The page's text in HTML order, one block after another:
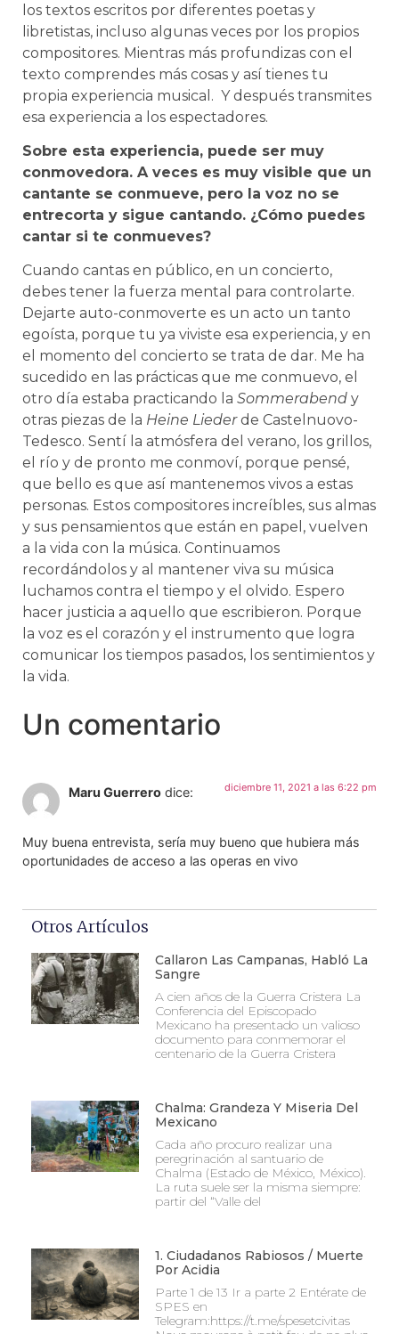
los textos escritos por diferentes poetas y
libretistas, incluso algunas veces por los propios
compositores. Mientras más profundizas con el
texto comprendes más cosas y así tienes tu
propia experiencia musical. Y después transmites
esa experiencia a los espectadores.
Sobre esta experiencia, puede ser muy
conmovedora. A veces es muy visible que un
cantante se conmueve, pero la voz no se
entrecorta y sigue cantando. ¿Cómo puedes
cantar si te conmueves?
Cuando cantas en público, en un concierto,
debes tener la fuerza mental para controlarte.
Dejarte auto-conmoverte es un acto un tanto
egoísta, porque tu ya viviste esa experiencia, y en
el momento del concierto se trata de dar. Me ha
sucedido en las prácticas que me conmuevo, el
otro día estaba practicando la Sommerabend y
otras piezas de la Heine Liederde Castelnuovo-
Tedesco. Sentí la atmósfera del verano, los grillos,
el río y de pronto me conmoví, porque pensé,
que bello es que así mantenemos vivos a estas
personas. Estos compositores increíbles, sus almas
y sus pensamientos que están en papel, vuelven
a la vida con la música. Continuamos
recordándolos y al mantener viva su música
luchamos contra el tiempo y el olvido. Espero
hacer justicia a aquello que escribieron. Porque
la voz es el corazón y el instrumento que logra
comunicar los tiempos pasados, los sentimientos y
la vida.
Un comentario
Maru Guerrero dice: diciembre 11, 2021 a las 6:22 pm
Muy buena entrevista, sería muy bueno que hubiera más
oportunidades de acceso a las operas en vivo
Otros Artículos
Callaron Las Campanas, Habló La
Sangre
A cien años de la Guerra Cristera La
Conferencia del Episcopado
Mexicano ha presentado un valioso
documento para conmemorar el
centenario de la Guerra Cristera
Chalma: Grandeza Y Miseria Del
Mexicano
Cada año procuro realizar una
peregrinación al santuario de
Chalma (Estado de México, México).
La ruta suele ser la misma siempre:
partir del “Valle del
1. Ciudadanos Rabiosos / Muerte
Por Acidia
Parte 1 de 13 Ir a parte 2 Entérate de
SPES en
Telegram:https://t.me/spesetcivitas